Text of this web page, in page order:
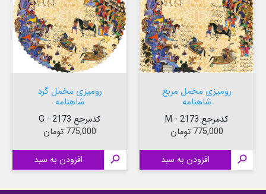
رومیزی مخمل مربع
شاهنامه
کدمرجع 2173 - M
قیمت
775,000 تومان
 افزودن به سبد
رومیزی مخمل گرد
شاهنامه
کدمرجع 2173 - G
قیمت
775,000 تومان
 افزودن به سبد